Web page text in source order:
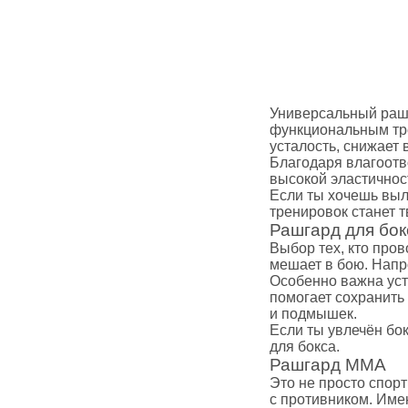
Гантели
Канат для
Диски для
Гири
Грифы
Медболы
Одежда для
Категории
Боксерская
Форма для
Рашгарды
Шорты для
Шорты для
Универсальный
функциональным
усталость,
Благодаря
высокой
Если ты хочешь
тренировок станет
Рашгард для
Выбор тех, кто
мешает в бою.
Особенно важна
помогает
и подмышек.
Если ты увлечён
для бокса.
Рашгард ММА
Это не просто
с противником.